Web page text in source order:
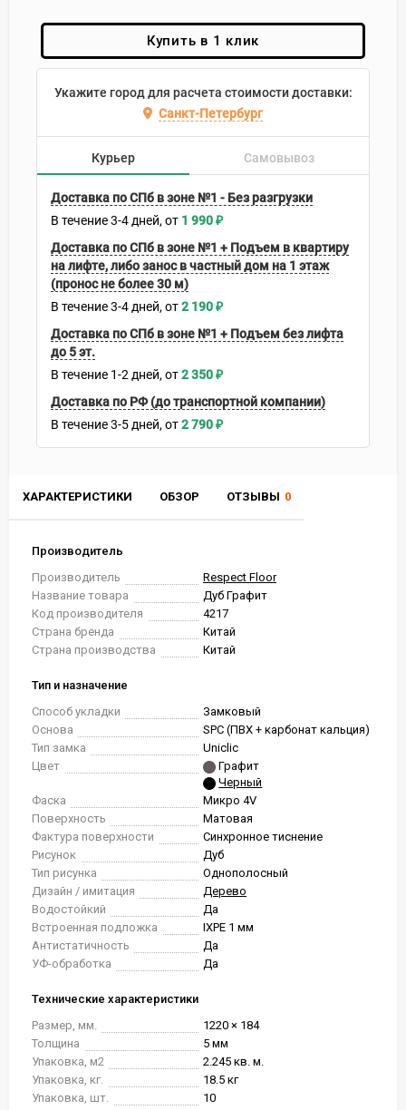
ХАРАКТЕРИСТИКИ ОБЗОР ОТЗЫВЫ 0
Производитель
Производитель
Respect Floor
Название товара
Дуб Графит
Код производителя
4217
Страна бренда
Китай
Страна производства
Китай
Тип и назначение
Способ укладки
Замковый
Основа
SPC (ПВХ + карбонат кальция)
Тип замка
Uniclic
Цвет
Графит
Черный
Фаска
Микро 4V
Поверхность
Матовая
Фактура поверхности
Синхронное тиснение
Рисунок
Дуб
Тип рисунка
Однополосный
Дизайн / имитация
Дерево
Водостойкий
Да
Встроенная подложка
IXPE 1 мм
Антистатичность
Да
УФ-обработка
Да
Технические характеристики
Размер, мм.
1220 × 184
Толщина
5 мм
Упаковка, м2
2.245 кв. м.
Упаковка, кг.
18.5 кг
Упаковка, шт.
10
Купить в 1 клик
Укажите город для расчета стоимости доставки:
Санкт-Петербург
Курьер Самовывоз
Доставка по СПб в зоне №1 - Без разгрузки
В течение3-4 дней 1 990₽
Доставка по СПб в зоне №1 + Подъем в квартиру
на лифте, либо занос в частный дом на 1 этаж
(пронос не более 30 м)
В течение3-4 дней 2 190₽
Доставка по СПб в зоне №1 + Подъем без лифта
до 5 эт.
В течение 1-2 дней 2 350₽
Доставка по РФ (до транспортной компании)
В течение3-5 дней 2 790₽